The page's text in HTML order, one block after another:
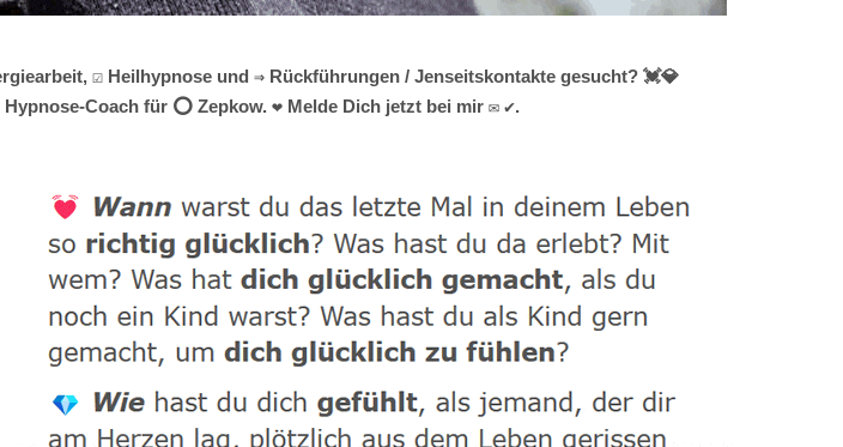
☑️ Heilhypnose und ⇒ Rückführungen / Jenseitskontakte gesucht? 💓️💎
Coach für ⭕ Zepkow. ❤ Melde Dich jetzt bei mir ✉ ✔.